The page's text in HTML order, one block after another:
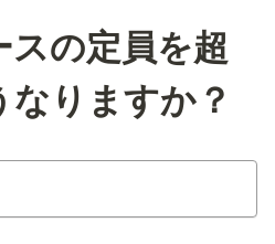
の定員を超
りますか？